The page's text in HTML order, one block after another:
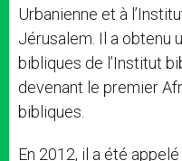
Urbanienne et à
Jérusalem. Il a obtenu
bibliques de l’Institut
devenant le premier
bibliques.
En 2012, il a été